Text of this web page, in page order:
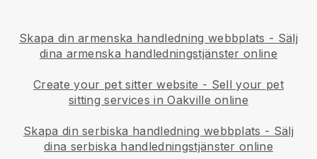
Skapa din armenska handledning webbplats - Sälj
dina armenska handledningstjänster online
Create your pet sitter website - Sell your pet
sitting services in Oakville online
Skapa din serbiska handledning webbplats - Sälj
dina serbiska handledningstjänster online